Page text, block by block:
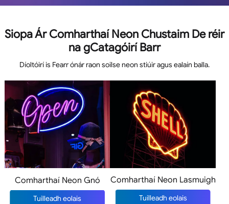
Siopa Ár Comharthaí Neon Chustaim De réir
na gCatagóirí Barr
Díoltóirí is Fearr ónár raon soilse neon stiúir agus ealaín balla.
Comharthaí Neon Gnó
Tuilleadh eolais
Comharthaí Neon Lasmuigh
Tuilleadh eolais